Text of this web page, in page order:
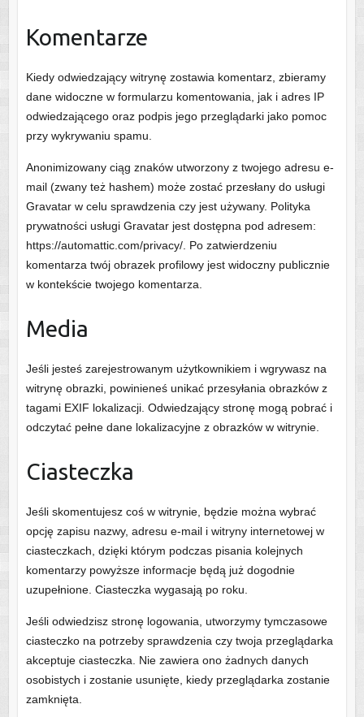
Komentarze
Kiedy odwiedzający witrynę zostawia komentarz, zbieramy
dane widoczne w formularzu komentowania, jak i adres IP
odwiedzającego oraz podpis jego przeglądarki jako pomoc
przy wykrywaniu spamu.
Anonimizowany ciąg znaków utworzony z twojego adresu e-
mail (zwany też hashem) może zostać przesłany do usługi
Gravatar w celu sprawdzenia czy jest używany. Polityka
prywatności usługi Gravatar jest dostępna pod adresem:
https://automattic.com/privacy/. Po zatwierdzeniu
komentarza twój obrazek profilowy jest widoczny publicznie
w kontekście twojego komentarza.
Media
Jeśli jesteś zarejestrowanym użytkownikiem i wgrywasz na
witrynę obrazki, powinieneś unikać przesyłania obrazków z
tagami EXIF lokalizacji. Odwiedzający stronę mogą pobrać i
odczytać pełne dane lokalizacyjne z obrazków w witrynie.
Ciasteczka
Jeśli skomentujesz coś w witrynie, będzie można wybrać
opcję zapisu nazwy, adresu e-mail i witryny internetowej w
ciasteczkach, dzięki którym podczas pisania kolejnych
komentarzy powyższe informacje będą już dogodnie
uzupełnione. Ciasteczka wygasają po roku.
Jeśli odwiedzisz stronę logowania, utworzymy tymczasowe
ciasteczko na potrzeby sprawdzenia czy twoja przeglądarka
akceptuje ciasteczka. Nie zawiera ono żadnych danych
osobistych i zostanie usunięte, kiedy przeglądarka zostanie
zamknięta.